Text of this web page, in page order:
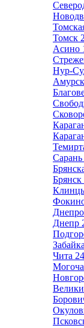
Томск
Асино
Нур-
Сарань
Брянск
Днепр
Чита 24
Могоча